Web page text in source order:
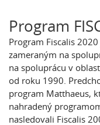
Program
Program Fiscalis
zameraným na
na spoluprácu v
od roku 1990.
program Matthaeus,
nahradený
nasledovali Fiscalis